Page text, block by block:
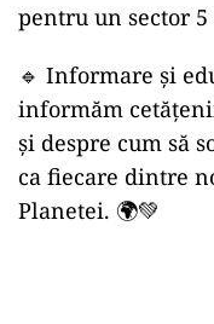
pentru un sector
🔹 Informare și
informăm
și despre cum să
ca fiecare dintre
Planetei. 🌍💚